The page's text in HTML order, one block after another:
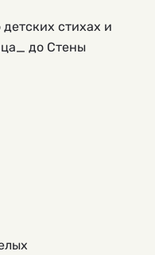
стихах и
до Стены